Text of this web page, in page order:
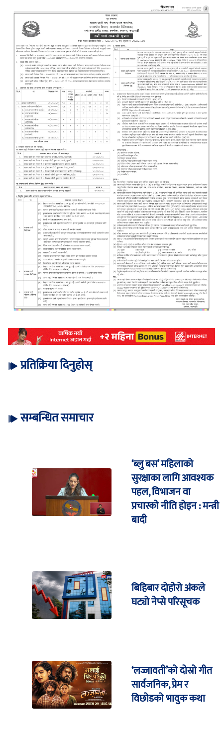
प्रतिक्रिया दिनुहोस्
सम्बन्धित समाचार
‘ब्लु बस’ महिलाको
सुरक्षाका लागि आवश्यक
पहल, विभाजन वा
प्रचारको नीति होइन : मन्त्री
बादी
बिहिबार दोहोरो अंकले
घट्यो नेप्से परिसूचक
‘लज्जावती’को दोस्रो गीत
सार्वजनिक, प्रेम र
विछोडको भावुक कथा